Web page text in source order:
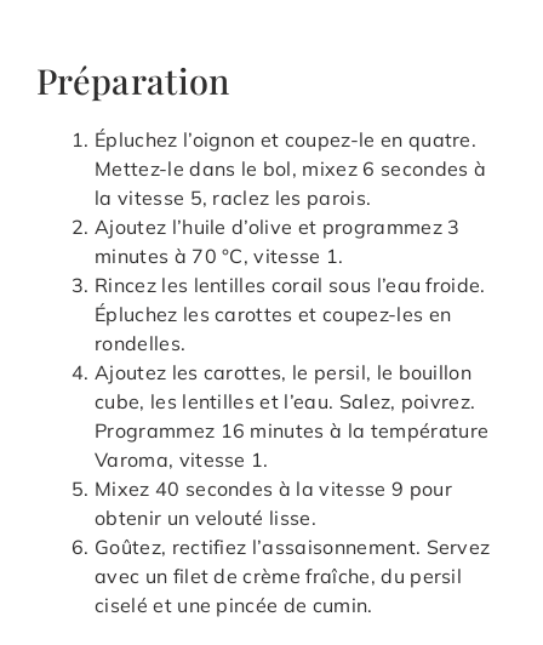
Préparation
Épluchez l’oignon et coupez-le en quatre.
Mettez-le dans le bol, mixez 6 secondes à
la vitesse 5, raclez les parois.
Ajoutez l’huile d’olive et programmez 3
minutes à 70 °C, vitesse 1.
Rincez les lentilles corail sous l’eau froide.
Épluchez les carottes et coupez-les en
rondelles.
Ajoutez les carottes, le persil, le bouillon
cube, les lentilles et l’eau. Salez, poivrez.
Programmez 16 minutes à la température
Varoma, vitesse 1.
Mixez 40 secondes à la vitesse 9 pour
obtenir un velouté lisse.
Goûtez, rectifiez l’assaisonnement. Servez
avec un filet de crème fraîche, du persil
ciselé et une pincée de cumin.